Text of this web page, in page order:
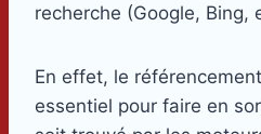
recherche (Google, Bing,
En effet, le
essentiel pour faire en